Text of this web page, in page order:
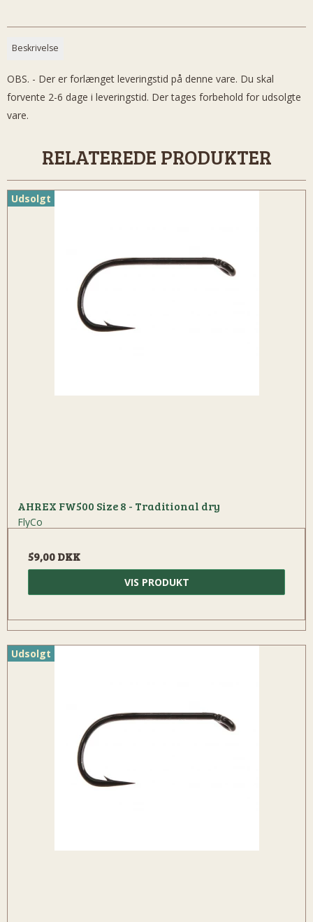
Beskrivelse
OBS. - Der er forlænget leveringstid på denne vare. Du skal
forvente 2-6 dage i leveringstid. Der tages forbehold for udsolgte
vare.
RELATEREDE PRODUKTER
Udsolgt
AHREX FW500 Size 8 - Traditional dry
FlyCo
59,00 DKK
VIS PRODUKT
Udsolgt